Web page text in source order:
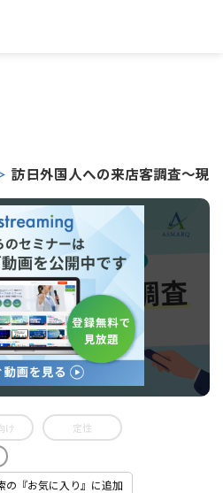
訪日外国人への来店客調査～
なりました。
がご視聴いただけます。
け 定性
の『お気に入り』に追加